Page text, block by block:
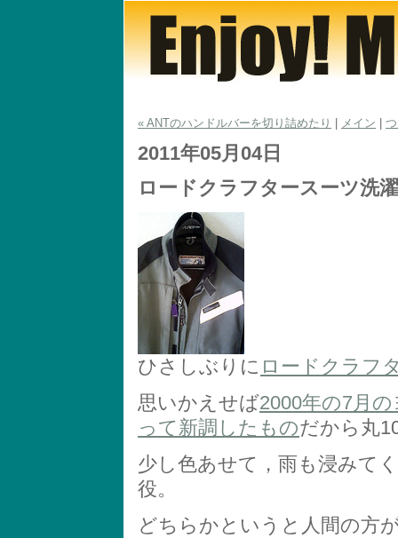
« ANTのハンドルバーを切り詰めたり メイン
2011年05月04日
ロードクラフタースーツ洗濯
ひさしぶりに ロードクラフ
思いかえせば2000年の7月
って新調したものだから丸
少し色あせて，雨も浸みて
役。
どちらかというと人間の方